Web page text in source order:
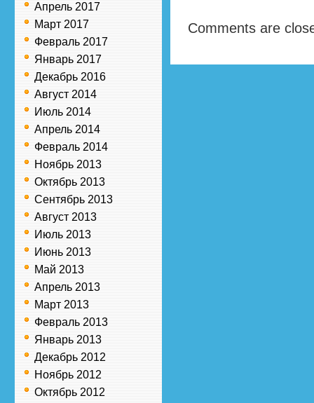
Апрель 2017
Март 2017
Февраль 2017
Январь 2017
Декабрь 2016
Август 2014
Июль 2014
Апрель 2014
Февраль 2014
Ноябрь 2013
Октябрь 2013
Сентябрь 2013
Август 2013
Июль 2013
Июнь 2013
Май 2013
Апрель 2013
Март 2013
Февраль 2013
Январь 2013
Декабрь 2012
Ноябрь 2012
Октябрь 2012
Comments are